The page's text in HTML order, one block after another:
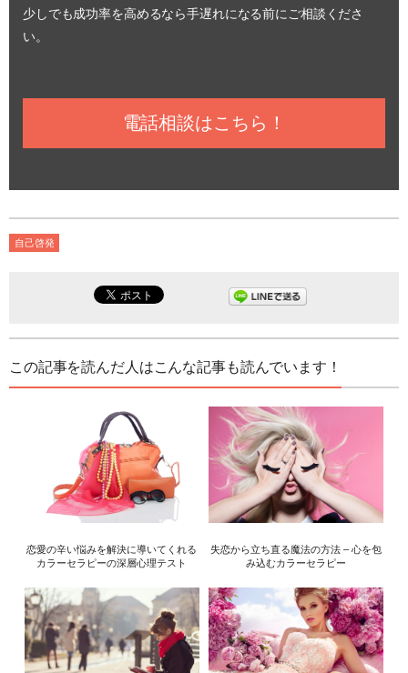
少しでも成功率を高めるなら手遅れになる前にご相談くださ
い。
電話相談はこちら！
自己啓発
この記事を読んだ人はこんな記事も読んでいます！
恋愛の辛い悩みを解決に導いてくれる
カラーセラピーの深層心理テスト
失恋から立ち直る魔法の方法 – 心を包
み込むカラーセラピー